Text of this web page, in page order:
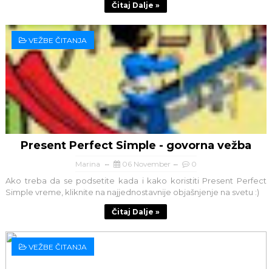
Čitaj Dalje »
VEŽBE ČITANJA
Present Perfect Simple - govorna vežba
Marina 06 November 0
Ako treba da se podsetite kada i kako koristiti Present Perfect
Simple vreme, kliknite na najjednostavnije objašnjenje na svetu :)
Čitaj Dalje »
VEŽBE ČITANJA